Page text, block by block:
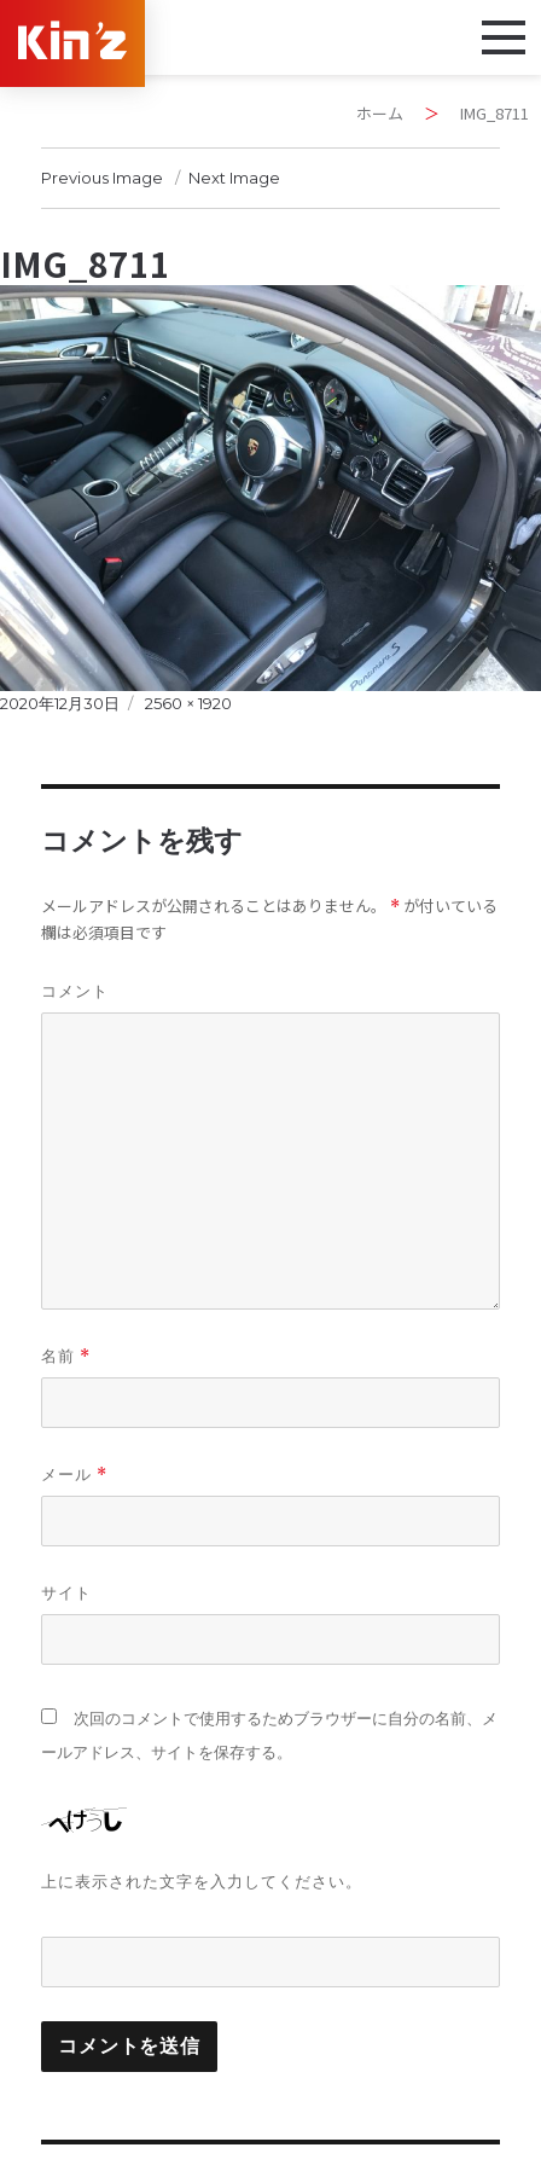
ホーム ＞ IMG_8711
Previous Image Next Image
IMG_8711
Posted
2020年12月30日
Full
2560 × 1920
コメントを残す
メールアドレスが公開されることはありません。 * が付いている
欄は必須項目です
コメント
名前 *
メール *
サイト
次回のコメントで使用するためブラウザーに自分の名前、メ
ールアドレス、サイトを保存する。
上に表示された文字を入力してください。